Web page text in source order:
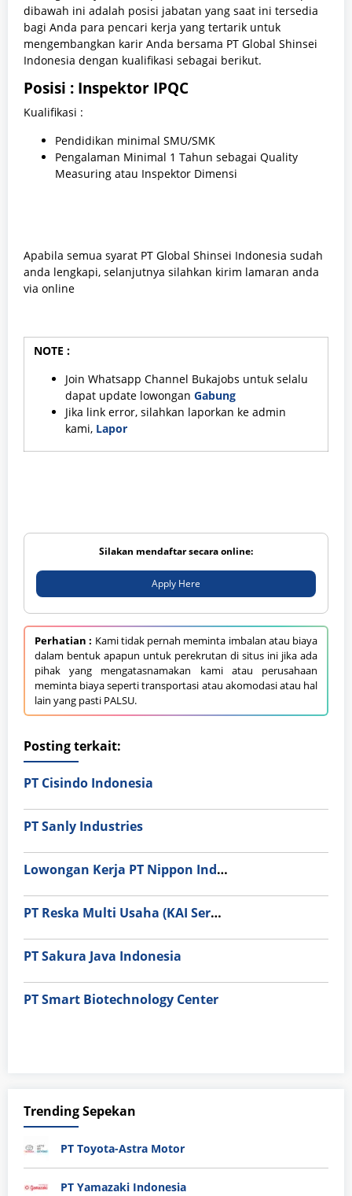
dibawah ini adalah posisi jabatan yang saat ini tersedia
bagi Anda para pencari kerja yang tertarik untuk
mengembangkan karir Anda bersama PT Global Shinsei
Indonesia dengan kualifikasi sebagai berikut.
Posisi : Inspektor IPQC
Kualifikasi :
Pendidikan minimal SMU/SMK
Pengalaman Minimal 1 Tahun sebagai Quality
Measuring atau Inspektor Dimensi
Apabila semua syarat PT Global Shinsei Indonesia sudah
anda lengkapi, selanjutnya silahkan kirim lamaran anda
via online
NOTE :
Join Whatsapp Channel Bukajobs untuk selalu
dapat update lowongan Gabung
Jika link error, silahkan laporkan ke admin
kami, Lapor
Silakan mendaftar secara online:
Apply Here
Perhatian : Kami tidak pernah meminta imbalan atau biaya
dalam bentuk apapun untuk perekrutan di situs ini jika ada
pihak yang mengatasnamakan kami atau perusahaan
meminta biaya seperti transportasi atau akomodasi atau hal
lain yang pasti PALSU.
Posting terkait:
PT Cisindo Indonesia
PT Sanly Industries
Lowongan Kerja PT Nippon Indosari Corpindo Tbk. Bulan Agustus 2026
PT Reska Multi Usaha (KAI Services)
PT Sakura Java Indonesia
PT Smart Biotechnology Center
Trending Sepekan
PT Toyota-Astra Motor
PT Yamazaki Indonesia